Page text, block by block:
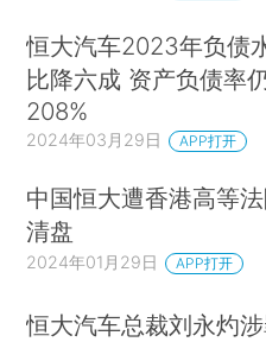
恒大汽车2023年负债
比降六成 资产负债率
208%
2024年03月29日 APP打开
中国恒大遭香港高等
清盘
2024年01月29日 APP打开
恒大汽车总裁刘永灼涉